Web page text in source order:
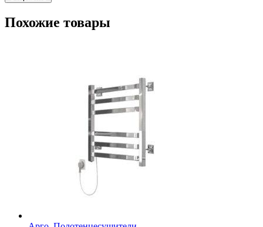
Похожие товары